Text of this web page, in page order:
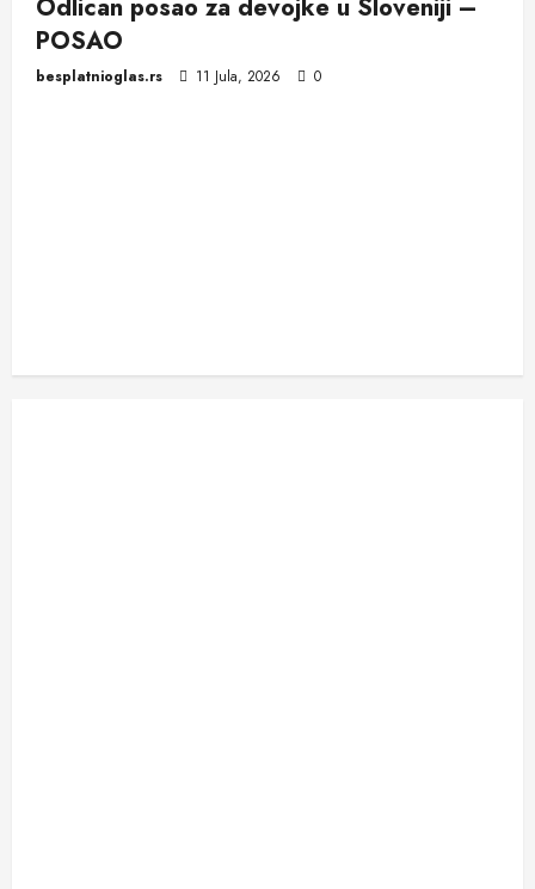
Odlican posao za devojke u Sloveniji –
POSAO
besplatnioglas.rs 11 Jula, 2026 0